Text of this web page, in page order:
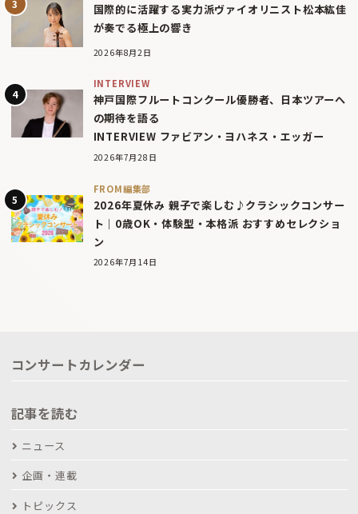
国際的に活躍する実力派ヴァイオリニスト松本紘佳
が奏でる極上の響き
2026年8月2日
INTERVIEW
神戸国際フルートコンクール優勝者、日本ツアーへ
の期待を語る
INTERVIEW ファビアン・ヨハネス・エッガー
2026年7月28日
FROM編集部
2026年夏休み 親子で楽しむ♪クラシックコンサー
ト｜0歳OK・体験型・本格派 おすすめセレクショ
ン
2026年7月14日
コンサートカレンダー
記事を読む
ニュース
企画・連載
トピックス